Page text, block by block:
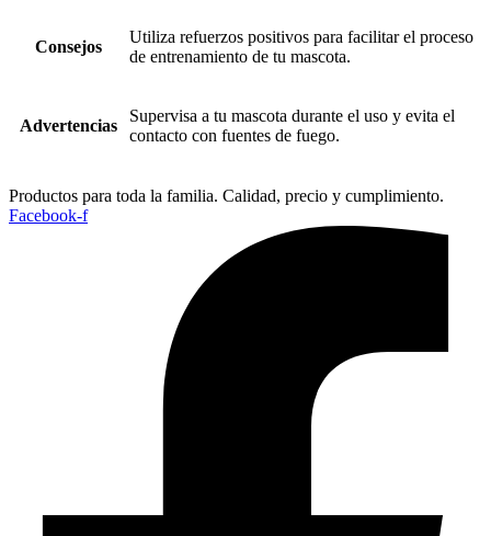
Consejos
Utiliza refuerzos positivos para facilitar el proceso
de entrenamiento de tu mascota.
Advertencias
Supervisa a tu mascota durante el uso y evita el
contacto con fuentes de fuego.
Productos para toda la familia. Calidad, precio y cumplimiento.
Facebook-f